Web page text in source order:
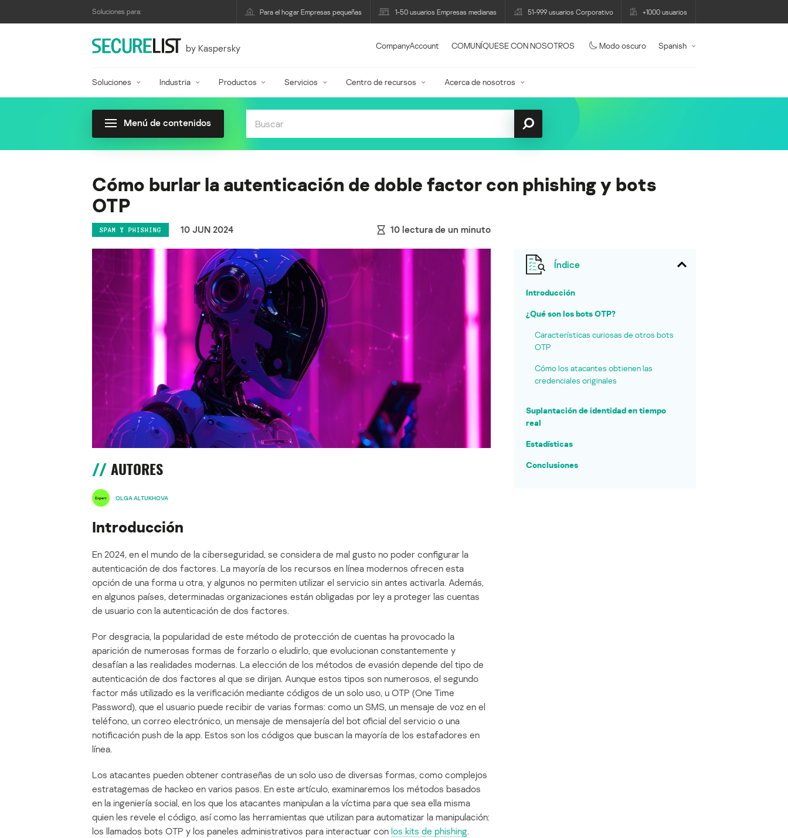
Soluciones para: Para el hogar Empresas pequeñas 1-50 usuarios Empresas medianas 51-999 usuarios Corporativo +1000 usuarios
by Kaspersky CompanyAccount COMUNÍQUESE CON NOSOTROS Modo oscuro Spanish
Soluciones Industria Productos Servicios Centro de recursos Acerca de nosotros
Menú de contenidos
Cómo burlar la autenticación de doble factor con phishing y bots
OTP
SPAM Y PHISHING 10 JUN 2024 10 lectura de un minuto
AUTORES
OLGA ALTUKHOVA
Introducción
En 2024, en el mundo de la ciberseguridad, se considera de mal gusto no poder configurar la
autenticación de dos factores. La mayoría de los recursos en línea modernos ofrecen esta
opción de una forma u otra, y algunos no permiten utilizar el servicio sin antes activarla. Además,
en algunos países, determinadas organizaciones están obligadas por ley a proteger las cuentas
de usuario con la autenticación de dos factores.
Por desgracia, la popularidad de este método de protección de cuentas ha provocado la
aparición de numerosas formas de forzarlo o eludirlo, que evolucionan constantemente y
desafían a las realidades modernas. La elección de los métodos de evasión depende del tipo de
autenticación de dos factores al que se dirijan. Aunque estos tipos son numerosos, el segundo
factor más utilizado es la verificación mediante códigos de un solo uso, u OTP (One Time
Password), que el usuario puede recibir de varias formas: como un SMS, un mensaje de voz en el
teléfono, un correo electrónico, un mensaje de mensajería del bot oficial del servicio o una
notificación push de la app. Estos son los códigos que buscan la mayoría de los estafadores en
línea.
Los atacantes pueden obtener contraseñas de un solo uso de diversas formas, como complejos
estratagemas de hackeo en varios pasos. En este artículo, examinaremos los métodos basados
en la ingeniería social, en los que los atacantes manipulan a la víctima para que sea ella misma
quien les revele el código, así como las herramientas que utilizan para automatizar la manipulación:
los llamados bots OTP y los paneles administrativos para interactuar con los kits de phishing.
Índice
Introducción
¿Qué son los bots OTP?
Características curiosas de otros bots
OTP
Cómo los atacantes obtienen las
credenciales originales
Suplantación de identidad en tiempo
real
Estadísticas
Conclusiones